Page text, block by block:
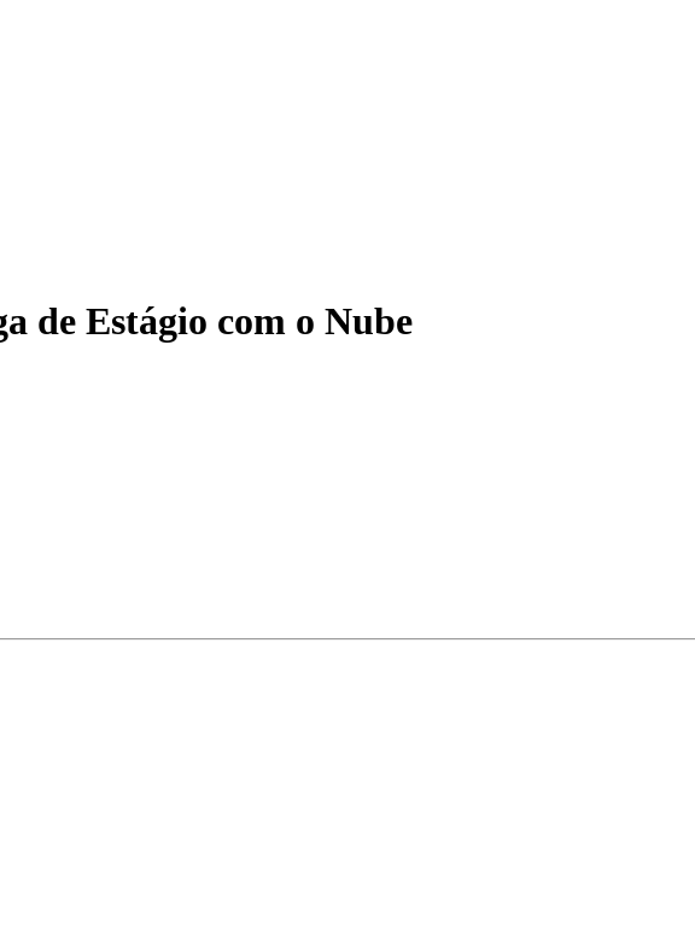
de Estágio com o Nube